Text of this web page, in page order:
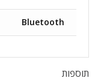
Bluetooth
תוספות